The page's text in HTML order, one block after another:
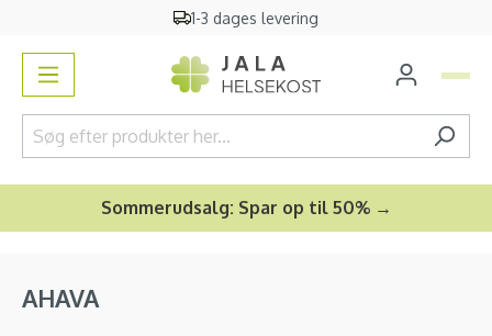
1-3 dages levering
Sommerudsalg: Spar op til 50% →
AHAVA